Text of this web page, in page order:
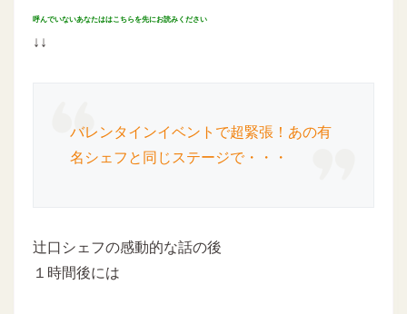
呼んでいないあなたははこちらを先にお読みください
↓↓
バレンタインイベントで超緊張！あの有
名シェフと同じステージで・・・
辻口シェフの感動的な話の後
１時間後には